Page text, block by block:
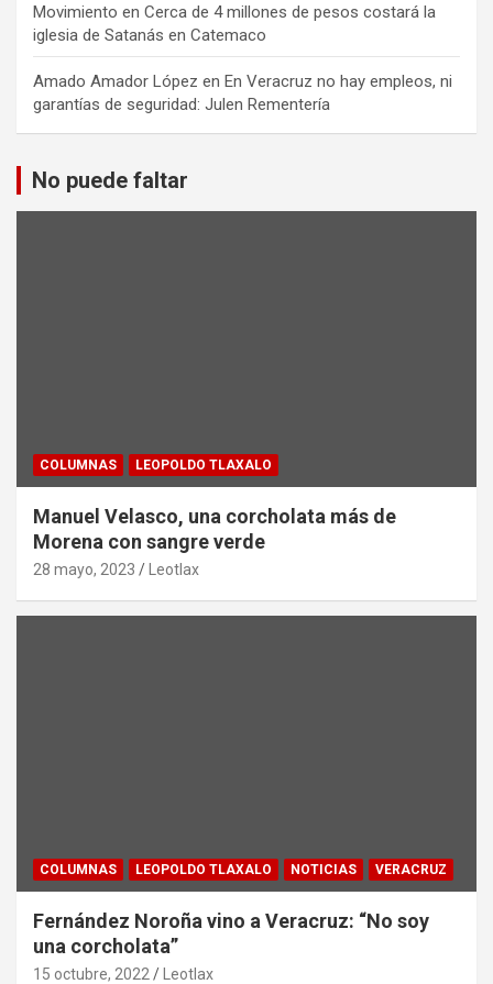
Movimiento en Cerca de 4 millones de pesos costará la
iglesia de Satanás en Catemaco
Amado Amador López en En Veracruz no hay empleos, ni
garantías de seguridad: Julen Rementería
No puede faltar
COLUMNAS LEOPOLDO TLAXALO
Manuel Velasco, una corcholata más de
Morena con sangre verde
28 mayo, 2023 Leotlax
COLUMNAS LEOPOLDO TLAXALO NOTICIAS VERACRUZ
Fernández Noroña vino a Veracruz: “No soy
una corcholata”
15 octubre, 2022 Leotlax